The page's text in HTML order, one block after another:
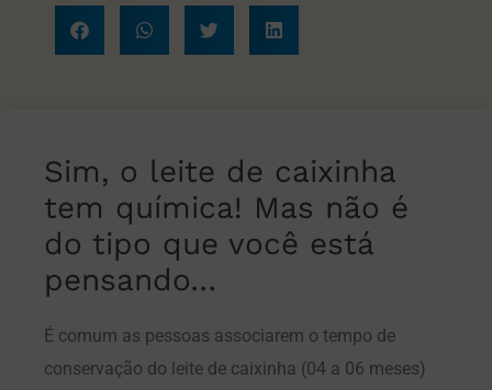
Sim, o leite de caixinha
tem química! Mas não é
do tipo que você está
pensando…
É comum as pessoas associarem o tempo de
conservação do leite de caixinha (04 a 06 meses)